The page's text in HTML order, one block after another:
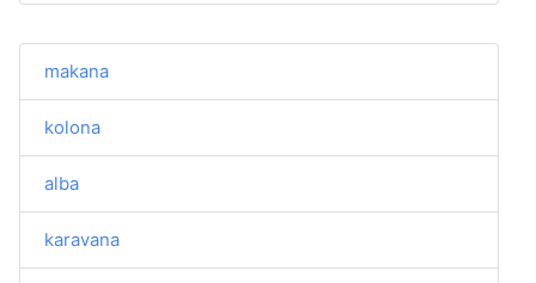
makana
kolona
alba
karavana